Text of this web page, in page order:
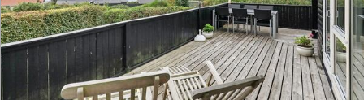
Info
Kontakt
Udlejning af sommerhus